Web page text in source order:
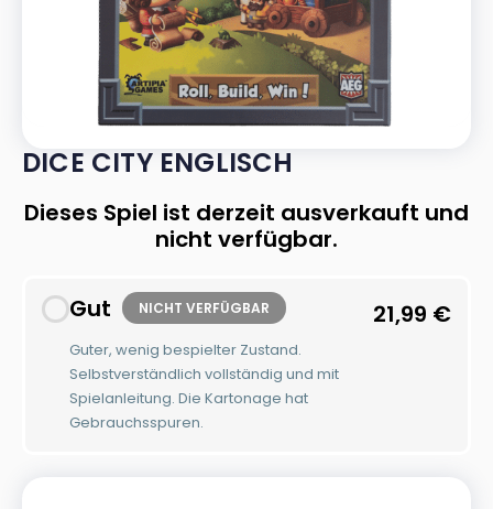
DICE CITY ENGLISCH
Dieses Spiel ist derzeit ausverkauft und
nicht verfügbar.
Gut NICHT VERFÜGBAR
Guter, wenig bespielter Zustand.
Selbstverständlich vollständig und mit
Spielanleitung. Die Kartonage hat
Gebrauchsspuren.
21,99 €